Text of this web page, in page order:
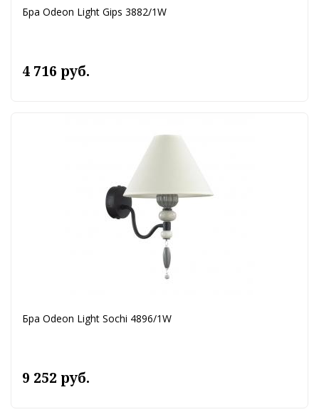
Бра Odeon Light Gips 3882/1W
4 716 руб.
Бра Odeon Light Sochi 4896/1W
9 252 руб.